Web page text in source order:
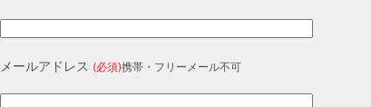
メールアドレス (必須)携帯・フリーメール不可